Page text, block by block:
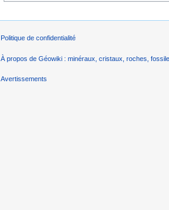
Politique de confidentialité
À propos de Géowiki : minéraux, cristaux, roches,
Avertissements